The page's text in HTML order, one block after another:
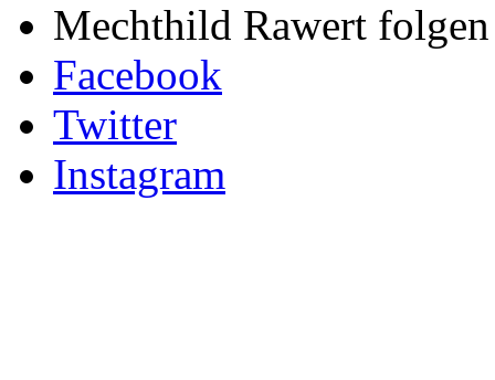
Mechthild Rawert
Facebook
Twitter
Instagram